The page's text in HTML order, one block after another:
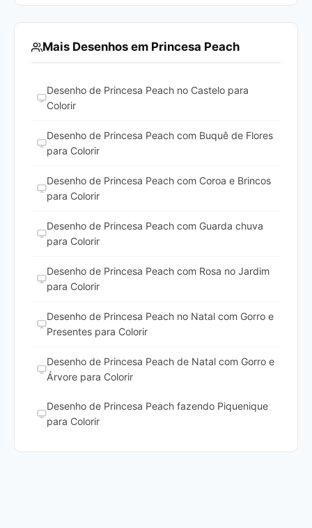
Mais Desenhos em Princesa Peach
Desenho de Princesa Peach no Castelo para
Colorir
Desenho de Princesa Peach com Buquê de Flores
para Colorir
Desenho de Princesa Peach com Coroa e Brincos
para Colorir
Desenho de Princesa Peach com Guarda chuva
para Colorir
Desenho de Princesa Peach com Rosa no Jardim
para Colorir
Desenho de Princesa Peach no Natal com Gorro e
Presentes para Colorir
Desenho de Princesa Peach de Natal com Gorro e
Árvore para Colorir
Desenho de Princesa Peach fazendo Piquenique
para Colorir